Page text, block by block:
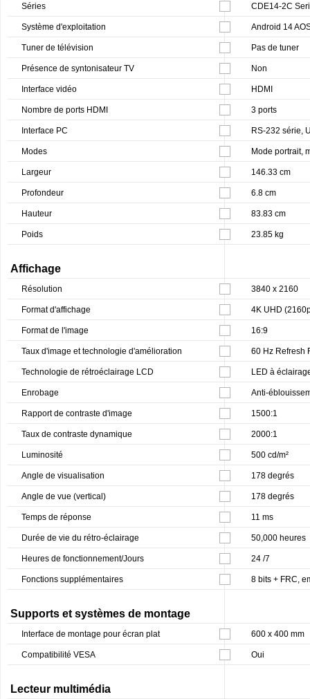
Séries CDE14-2C
Système d'exploitation Android 14
Tuner de télévision Pas de tuner
Présence de syntonisateur TV Non
Interface vidéo HDMI
Nombre de ports HDMI 3 ports
Interface PC RS-232 série,
Modes Mode portrait,
Largeur 146.33 cm
Profondeur 6.8 cm
Hauteur 83.83 cm
Poids 23.85 kg
Affichage
Résolution 3840 x 2160
Format d'affichage 4K UHD
Format de l'image 16:9
Taux d'image et technologie d'amélioration 60 Hz Refresh
Technologie de rétroéclairage LCD LED à
Enrobage Anti-
Rapport de contraste d'image 1500:1
Taux de contraste dynamique 2000:1
Luminosité 500 cd/m²
Angle de visualisation 178 degrés
Angle de vue (vertical) 178 degrés
Temps de réponse 11 ms
Durée de vie du rétro-éclairage 50,000 heures
Heures de fonctionnement/Jours 24 /7
Fonctions supplémentaires 8 bits + FRC,
Supports et systèmes de montage
Interface de montage pour écran plat 600 x 400 mm
Compatibilité VESA Oui
Lecteur multimédia